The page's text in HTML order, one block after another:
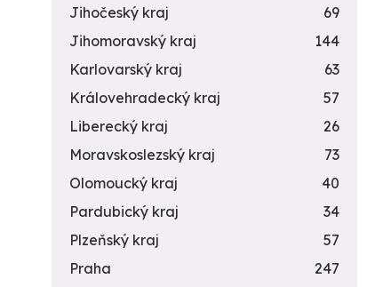
Jihočeský kraj
69
Jihomoravský kraj
144
Karlovarský kraj
63
Královehradecký kraj
57
Liberecký kraj
26
Moravskoslezský kraj
73
Olomoucký kraj
40
Pardubický kraj
34
Plzeňský kraj
57
Praha
247